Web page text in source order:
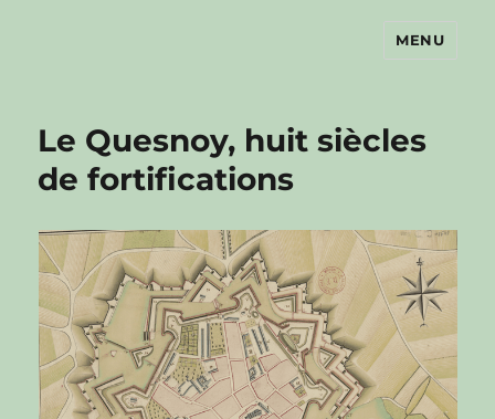
Chemin faisant en Avesnois
MENU
Le Quesnoy, huit siècles
de fortifications